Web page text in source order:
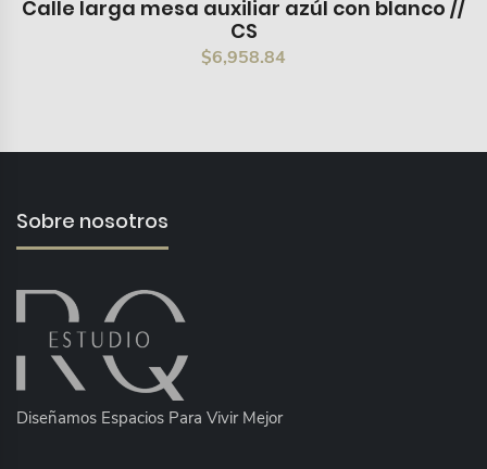
Calle larga mesa auxiliar azúl con blanco //
CS
$6,958.84
Sobre nosotros
Diseñamos Espacios Para Vivir Mejor